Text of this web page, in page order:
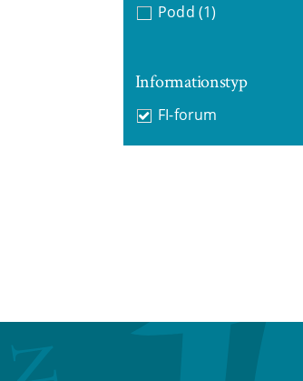
Podd (1)
Informationstyp
FI-forum